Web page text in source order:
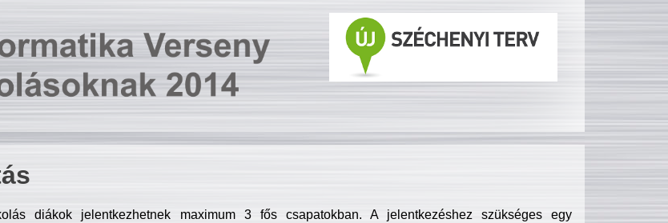
diákok jelentkezhetnek maximum 3 fős csapatokban. A jelentkezéshez szükséges egy